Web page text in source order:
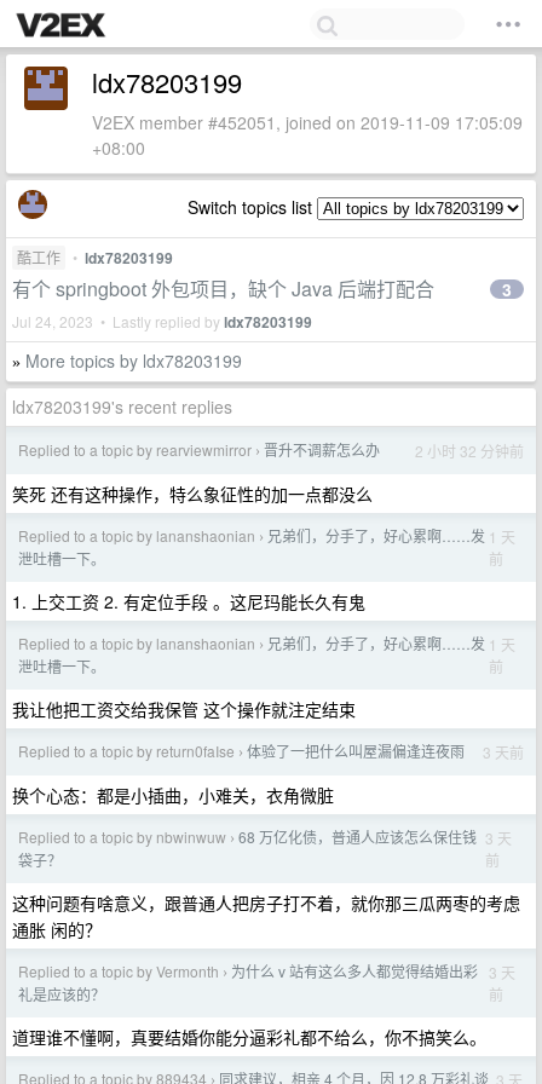
ldx78203199
V2EX member #452051, joined on 2019-11-09 17:05:09
+08:00
Switch topics list
酷工作 • ldx78203199
有个 springboot 外包项目，缺个 Java 后端打配合
Jul 24, 2023 • Lastly replied byldx78203199
3
» More topics by ldx78203199
ldx78203199's recent replies
Replied to a topic by rearviewmirror › 晋升不调薪怎么办 2 小时 32 分钟前
笑死 还有这种操作，特么象征性的加一点都没么
Replied to a topic by lananshaonian › 兄弟们，分手了，好心累啊……发
泄吐槽一下。
1 天
前
1. 上交工资 2. 有定位手段 。这尼玛能长久有鬼
Replied to a topic by lananshaonian › 兄弟们，分手了，好心累啊……发
泄吐槽一下。
1 天
前
我让他把工资交给我保管 这个操作就注定结束
Replied to a topic by return0faIse › 体验了一把什么叫屋漏偏逢连夜雨 3 天前
换个心态：都是小插曲，小难关，衣角微脏
Replied to a topic by nbwinwuw › 68 万亿化债，普通人应该怎么保住钱
袋子？
3 天
前
这种问题有啥意义，跟普通人把房子打不着，就你那三瓜两枣的考虑
通胀 闲的？
Replied to a topic by Vermonth › 为什么 v 站有这么多人都觉得结婚出彩
礼是应该的？
3 天
前
道理谁不懂啊，真要结婚你能分逼彩礼都不给么，你不搞笑么。
Replied to a topic by 889434 › 同求建议，相亲 4 个月，因 12.8 万彩礼谈 3 天